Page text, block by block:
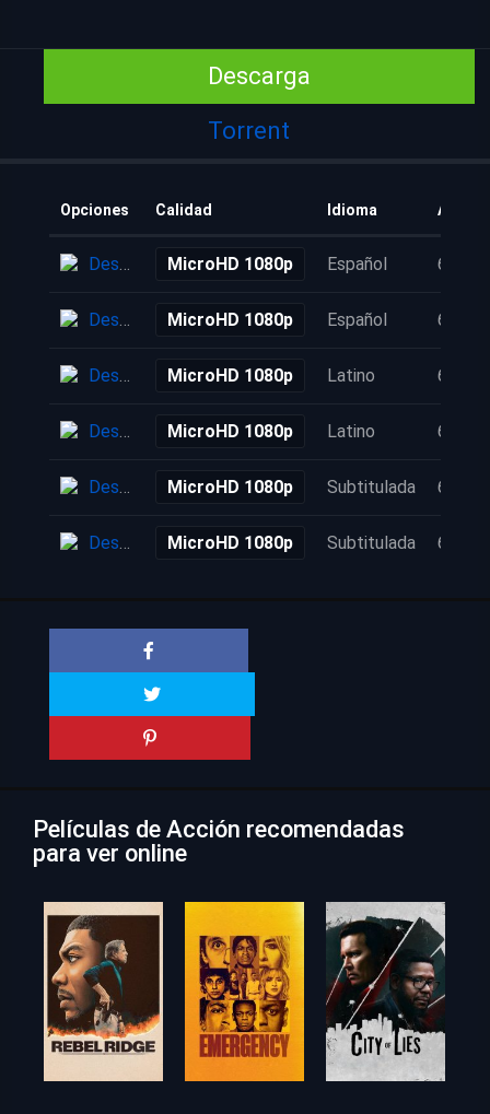
Descarga
Torrent
Opciones Calidad Idioma
Descarga MicroHD 1080p Español 6 años
Descarga MicroHD 1080p Español 6 años
Descarga MicroHD 1080p Latino 6 años
Descarga MicroHD 1080p Latino 6 años
Descarga MicroHD 1080p Subtitulada 6 años
Descarga MicroHD 1080p Subtitulada 6 años
Películas de Acción recomendadas
para ver online